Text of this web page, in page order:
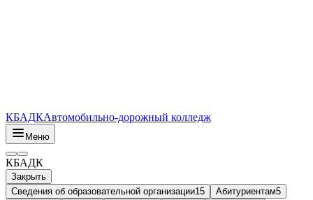
КБАДКАвтомобильно-дорожный колледж
Меню
КБАДК
Закрыть
Сведения об образовательной организации15 Абитуриентам5